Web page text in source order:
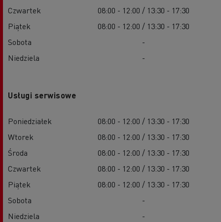
Czwartek
08:00 - 12:00 / 13:30 - 17:30
Piątek
08:00 - 12:00 / 13:30 - 17:30
Sobota
-
Niedziela
-
Usługi serwisowe
Poniedziałek
08:00 - 12:00 / 13:30 - 17:30
Wtorek
08:00 - 12:00 / 13:30 - 17:30
Środa
08:00 - 12:00 / 13:30 - 17:30
Czwartek
08:00 - 12:00 / 13:30 - 17:30
Piątek
08:00 - 12:00 / 13:30 - 17:30
Sobota
-
Niedziela
-